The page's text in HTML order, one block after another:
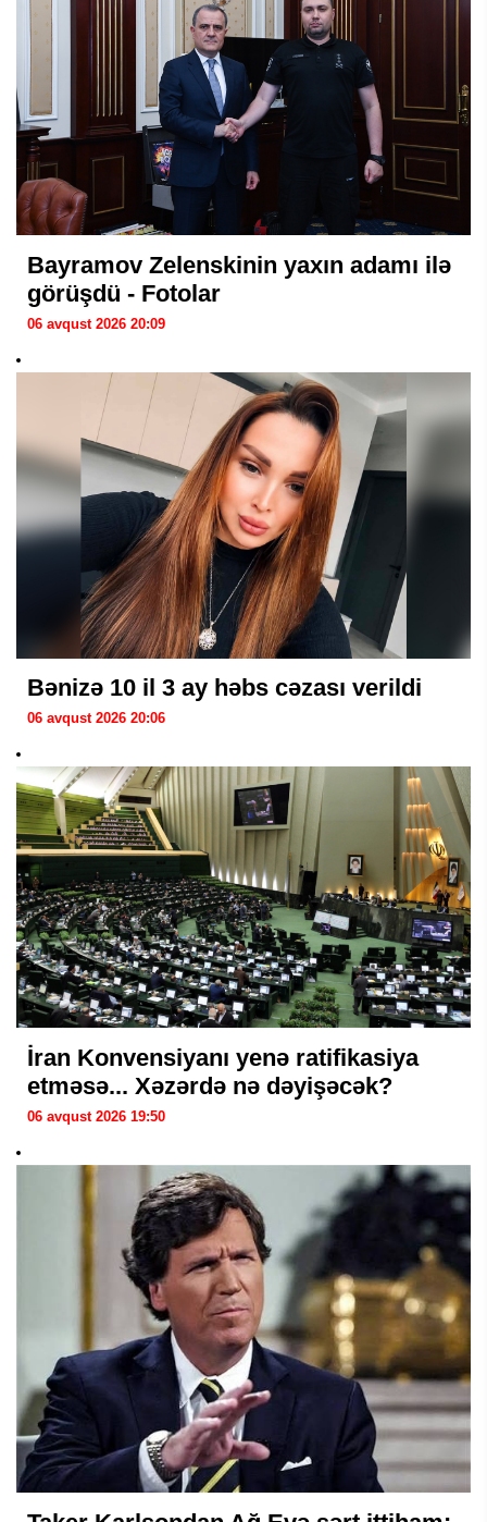
Bayramov Zelenskinin yaxın adamı ilə
görüşdü - Fotolar
06 avqust 2026 20:09
Bənizə 10 il 3 ay həbs cəzası verildi
06 avqust 2026 20:06
İran Konvensiyanı yenə ratifikasiya
etməsə... Xəzərdə nə dəyişəcək?
06 avqust 2026 19:50